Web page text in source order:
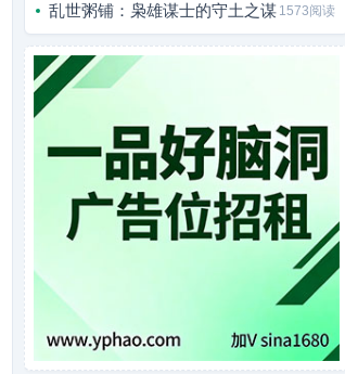
乱世粥铺：枭雄谋士的守土之谋 1573阅读